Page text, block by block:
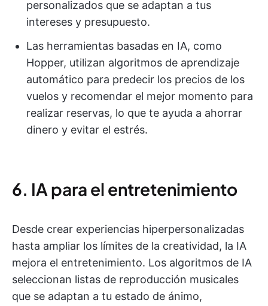
personalizados que se adaptan a tus
intereses y presupuesto.
Las herramientas basadas en IA, como
Hopper, utilizan algoritmos de aprendizaje
automático para predecir los precios de los
vuelos y recomendar el mejor momento para
realizar reservas, lo que te ayuda a ahorrar
dinero y evitar el estrés.
6. IA para el entretenimiento
Desde crear experiencias hiperpersonalizadas
hasta ampliar los límites de la creatividad, la IA
mejora el entretenimiento. Los algoritmos de IA
seleccionan listas de reproducción musicales
que se adaptan a tu estado de ánimo,